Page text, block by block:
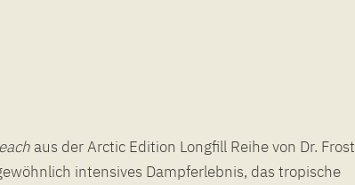
aus der Arctic Edition Longfill Reihe von Dr. Frost
intensives Dampferlebnis, das tropische
eisigen Blizzard auf der Zunge. Die perfekt abgestimmte Cooling-Note belebt